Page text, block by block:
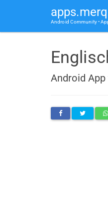
Android Community •
Android App